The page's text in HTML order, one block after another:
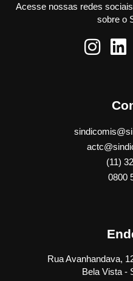
Acesse nossas redes
sobre o
(11)
0800
Rua Avanhandava,
Bela Vista -